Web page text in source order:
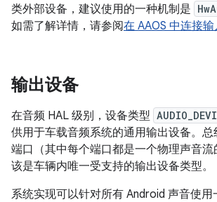
类外部设备，建议使用的一种机制是
如需了解详情，请参阅在 AAOS 中连接
输出设备
在音频 HAL 级别，设备类型
供用于车载音频系统的通用输出设备。
端口（其中每个端口都是一个物理声音
该是车辆内唯一受支持的输出设备类型。
系统实现可以针对所有 Android 声音使